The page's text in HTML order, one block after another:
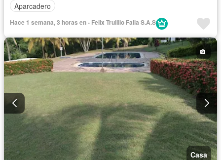
Aparcadero
Hace 1 semana, 3 horas en - Felix Truiillo Falla S.A.S
Casa